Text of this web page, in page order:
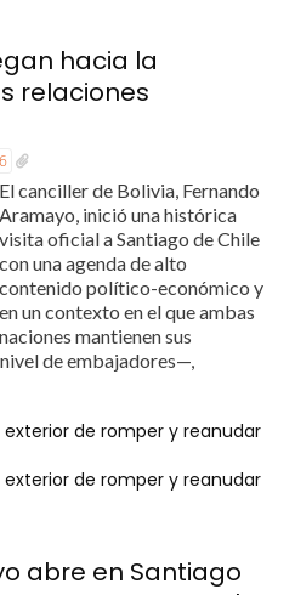
hacia la
relaciones
El canciller de Bolivia, Fernando
Aramayo, inició una histórica
visita oficial a Santiago de Chile
con una agenda de alto
contenido político-económico y
en un contexto en el que ambas
naciones mantienen sus
de embajadores—,
de romper y reanudar
de romper y reanudar
abre en Santiago